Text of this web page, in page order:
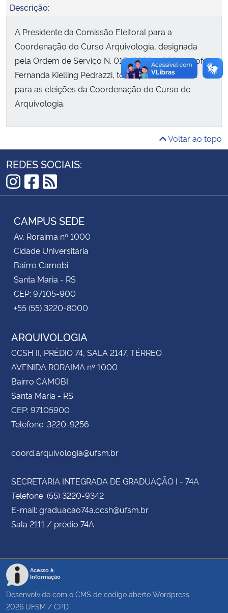
Gabinete de Segurança Institucional
Advocacia-Geral da União
Banco Central do Brasil
Planalto
Descrição:
A Presidente da Comissão Eleitoral para a
Coordenação do Curso Arquivologia, designada
pela Ordem de Serviço N. 015/2026 – CCSH, profa.
Fernanda Kielling Pedrazzi, torna público o Edital
para as eleições da Coordenação do Curso de
Arquivologia.
Voltar ao topo
REDES SOCIAIS:
Instagram
Facebook
RSS
CAMPUS SEDE
Av. Roraima nº 1000
Cidade Universitária
Bairro Camobi
Santa Maria - RS
CEP: 97105-900
+55 (55) 3220-8000
ARQUIVOLOGIA
CCSH II, PRÉDIO 74, SALA 2147, TÉRREO
AVENIDA RORAIMA nº 1000
Bairro CAMOBI
Santa Maria - RS
CEP: 97105900
Telefone: 3220-9256
coord.arquivologia@ufsm.br
SECRETARIA INTEGRADA DE GRADUAÇÃO I - 74A
Telefone: (55) 3220-9342
E-mail: graduacao74a.ccsh@ufsm.br
Sala 2111 / prédio 74A
Acesso à
Informação
Desenvolvido com o CMS de código aberto Wordpress
2026 UFSM / CPD